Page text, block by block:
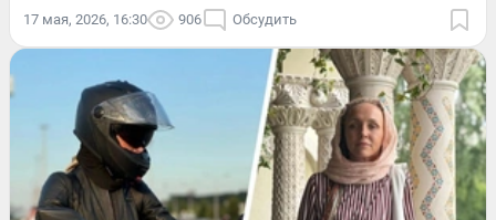
17 мая, 2026, 16:30 906 Обсудить